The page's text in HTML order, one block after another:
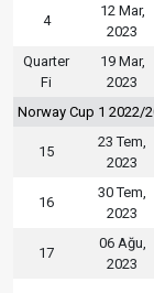
4
12 Mar,
2023
Quarter
Fi
19 Mar,
2023
Norway Cup 1 2022/
15
23 Tem,
2023
16
30 Tem,
2023
17
06 Ağu,
2023